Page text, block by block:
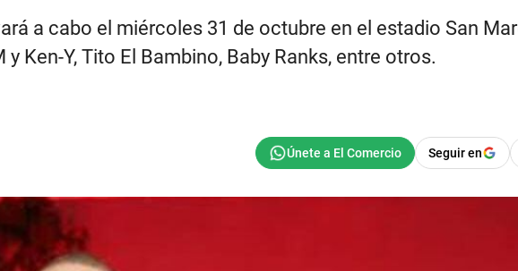
a cabo el miércoles 31 de octubre en el estadio San
Ken-Y, Tito El Bambino, Baby Ranks, entre otros.
Seguir en